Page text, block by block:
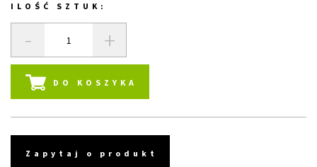
ILOŚĆ SZTUK:
- +
DO KOSZYKA
Zapytaj o produkt